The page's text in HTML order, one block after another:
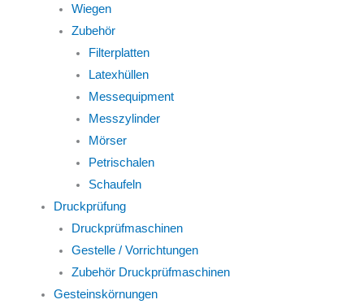
Wiegen
Zubehör
Filterplatten
Latexhüllen
Messequipment
Messzylinder
Mörser
Petrischalen
Schaufeln
Druckprüfung
Druckprüfmaschinen
Gestelle / Vorrichtungen
Zubehör Druckprüfmaschinen
Gesteinskörnungen